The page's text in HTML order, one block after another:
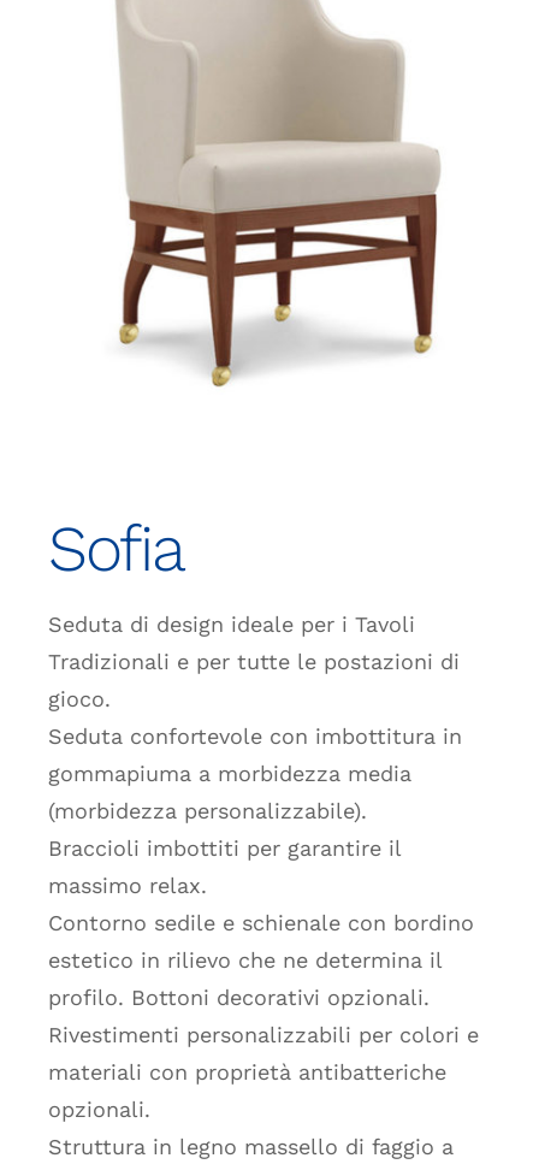
Sofia
Seduta di design ideale per i Tavoli
Tradizionali e per tutte le postazioni di
gioco.
Seduta confortevole con imbottitura in
gommapiuma a morbidezza media
(morbidezza personalizzabile).
Braccioli imbottiti per garantire il
massimo relax.
Contorno sedile e schienale con bordino
estetico in rilievo che ne determina il
profilo. Bottoni decorativi opzionali.
Rivestimenti personalizzabili per colori e
materiali con proprietà antibatteriche
opzionali.
Struttura in legno massello di faggio a